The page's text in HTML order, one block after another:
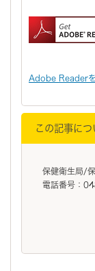
Adobe Readerを
この記事に
保健衛生局/
電話番号：